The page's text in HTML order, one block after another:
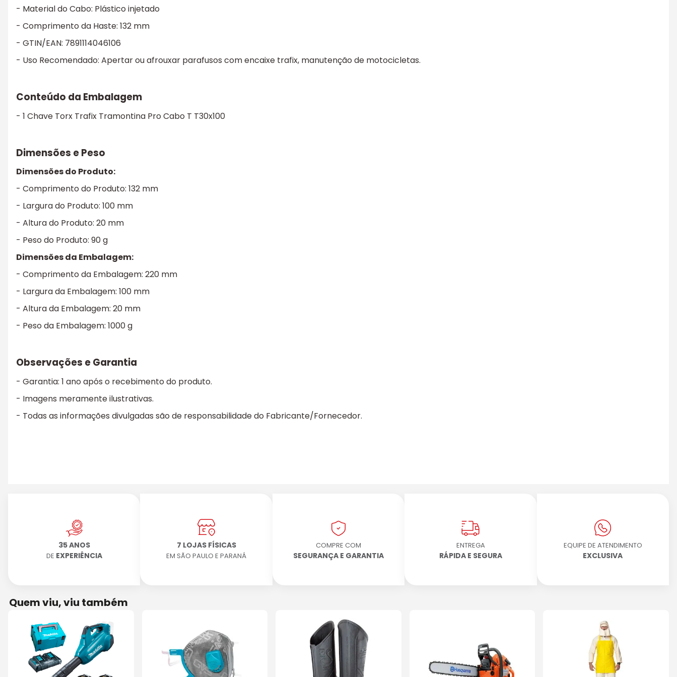
- Material do Cabo: Plástico injetado
- Comprimento da Haste: 132 mm
- GTIN/EAN: 7891114046106
- Uso Recomendado: Apertar ou afrouxar parafusos com encaixe trafix, manutenção de motocicletas.
Conteúdo da Embalagem
- 1 Chave Torx Trafix Tramontina Pro Cabo T T30x100
Dimensões e Peso
Dimensões do Produto:
- Comprimento do Produto: 132 mm
- Largura do Produto: 100 mm
- Altura do Produto: 20 mm
- Peso do Produto: 90 g
Dimensões da Embalagem:
- Comprimento da Embalagem: 220 mm
- Largura da Embalagem: 100 mm
- Altura da Embalagem: 20 mm
- Peso da Embalagem: 1000 g
Observações e Garantia
- Garantia: 1 ano após o recebimento do produto.
- Imagens meramente ilustrativas.
- Todas as informações divulgadas são de responsabilidade do Fabricante/Fornecedor.
35 ANOS
DE EXPERIÊNCIA
7 LOJAS FÍSICAS
EM SÃO PAULO E PARANÁ
COMPRE COM
SEGURANÇA E GARANTIA
ENTREGA
RÁPIDA E SEGURA
EQUIPE DE ATENDIMENTO
EXCLUSIVA
Quem viu, viu também